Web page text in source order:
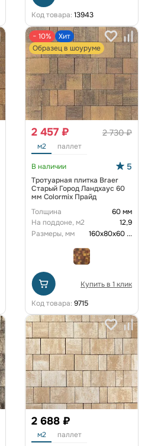
Код товара: 13943
− 10%
Хит
Образец в шоуруме
2 730 ₽
2 457 ₽
м2 паллет
В наличии 5
Тротуарная плитка Braer
Старый Город Ландхаус 60
мм Colormix Прайд
Толщина
60 мм
На поддоне, м2
12,9
Размеры, мм
160х80х60...
Купить в 1 клик
Код товара: 9715
2 688 ₽
м2 паллет